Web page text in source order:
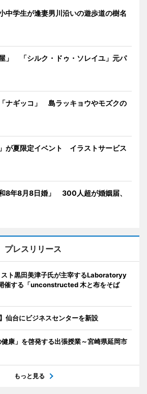
中学生が逢妻男川沿いの遊歩道の樹名
」 「シルク・ドゥ・ソレイユ」元パ
ナギッコ」 島ラッキョウやモズクの
が夏限定イベント イラストサービス
8年8月8日婚」 300人超が婚姻届、
プレスリリース
スト黒田美津子氏が主宰するLaboratoryy
催する「unconstructed 木と布をそば
仙台にビジネスセンターを新設
康」を啓発する出張授業～宮崎県延岡市
もっと見る